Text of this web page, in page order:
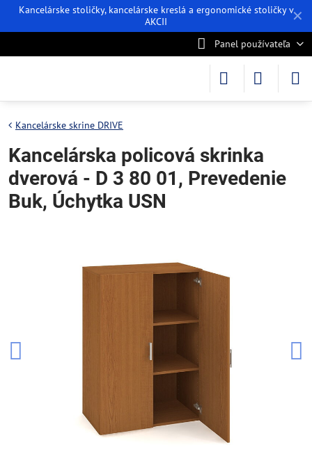
✕
Kancelárske stoličky, kancelárske kreslá a ergonomické stoličky v
AKCII
Panel používateľa
Kancelárske skrine DRIVE
Kancelárska policová skrinka
dverová - D 3 80 01, Prevedenie
Buk, Úchytka USN